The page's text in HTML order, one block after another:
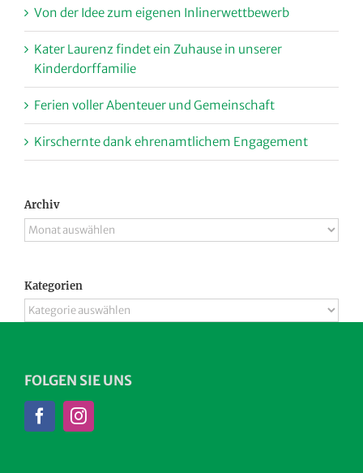
Von der Idee zum eigenen Inlinerwettbewerb
Kater Laurenz findet ein Zuhause in unserer
Kinderdorffamilie
Ferien voller Abenteuer und Gemeinschaft
Kirschernte dank ehrenamtlichem Engagement
Archiv
Archiv
Kategorien
Kategorien
FOLGEN SIE UNS